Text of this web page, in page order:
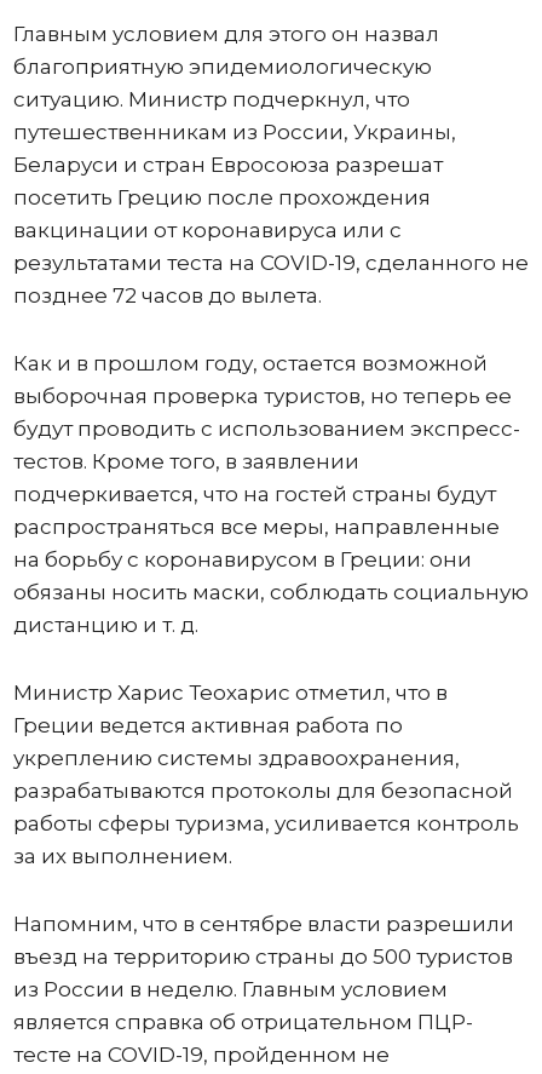
Главным условием для этого он назвал
благоприятную эпидемиологическую
ситуацию. Министр подчеркнул, что
путешественникам из России, Украины,
Беларуси и стран Евросоюза разрешат
посетить Грецию после прохождения
вакцинации от коронавируса или с
результатами теста на COVID-19, сделанного не
позднее 72 часов до вылета.
Как и в прошлом году, остается возможной
выборочная проверка туристов, но теперь ее
будут проводить с использованием экспресс-
тестов. Кроме того, в заявлении
подчеркивается, что на гостей страны будут
распространяться все меры, направленные
на борьбу с коронавирусом в Греции: они
обязаны носить маски, соблюдать социальную
дистанцию и т. д.
Министр Харис Теохарис отметил, что в
Греции ведется активная работа по
укреплению системы здравоохранения,
разрабатываются протоколы для безопасной
работы сферы туризма, усиливается контроль
за их выполнением.
Напомним, что в сентябре власти разрешили
въезд на территорию страны до 500 туристов
из России в неделю. Главным условием
является справка об отрицательном ПЦР-
тесте на COVID-19, пройденном не